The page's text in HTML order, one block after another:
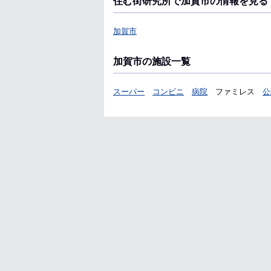
加賀市
加賀市の施設一覧
スーパー コンビニ 病院 ファミレス